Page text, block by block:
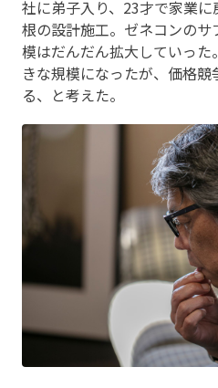
社に弟子入り、23才で家業
根の設計施工。ゼネコンの
模はだんだん拡大していっ
きな規模になったが、価格
る、と考えた。